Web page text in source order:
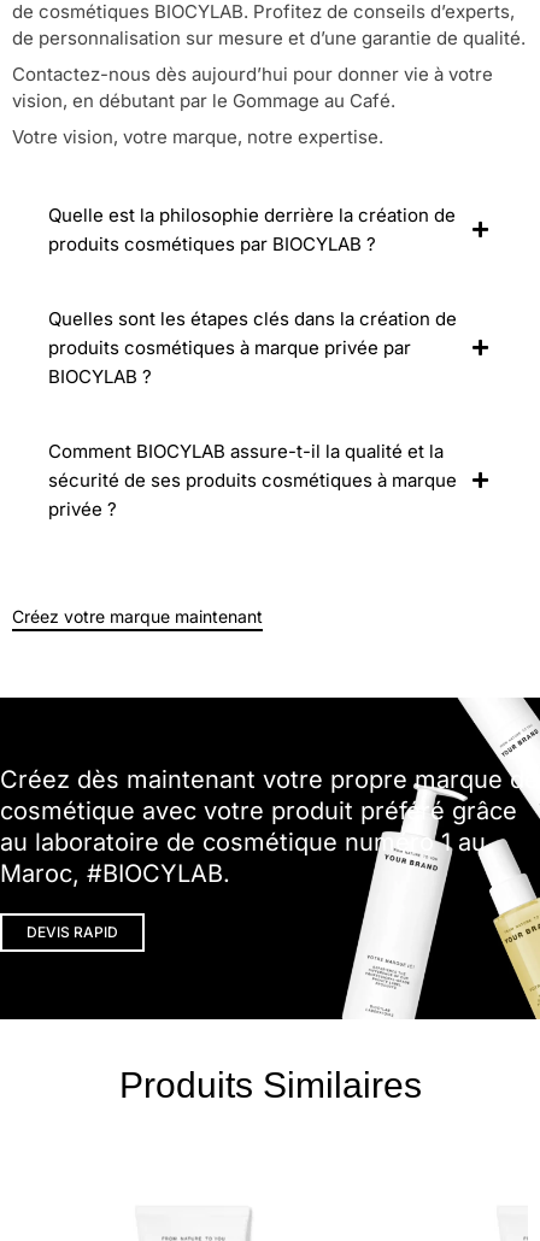
de cosmétiques BIOCYLAB. Profitez de conseils d’experts,
de personnalisation sur mesure et d’une garantie de qualité.
Contactez-nous dès aujourd’hui pour donner vie à votre
vision, en débutant par le Gommage au Café.
Votre vision, votre marque, notre expertise.
Quelle est la philosophie derrière la création de
produits cosmétiques par BIOCYLAB ?
Quelles sont les étapes clés dans la création de
produits cosmétiques à marque privée par
BIOCYLAB ?
Comment BIOCYLAB assure-t-il la qualité et la
sécurité de ses produits cosmétiques à marque
privée ?
Créez votre marque maintenant
Créez dès maintenant votre propre marque de
cosmétique avec votre produit préféré grâce
au laboratoire de cosmétique numéro 1 au
Maroc, #BIOCYLAB.
DEVIS RAPID
Produits Similaires